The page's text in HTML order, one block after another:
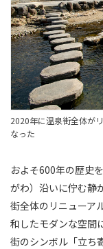
2020年に温泉街全体が
なった
およそ600年の歴史
がわ）沿いに佇む静
街全体のリニューア
和したモダンな空間
街のシンボル「立ち